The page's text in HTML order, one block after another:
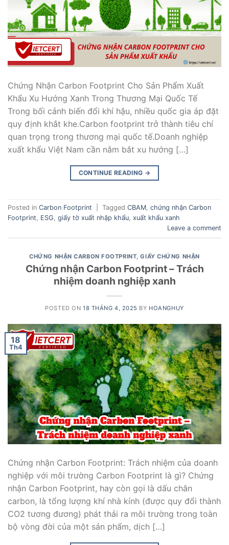
Chứng Nhận Carbon Footprint Cho Sản Phẩm Xuất
Khẩu Xu Hướng Xanh Trong Thương Mại Quốc Tế
Trong bối cảnh biến đổi khí hậu, nhiều quốc gia áp đặt
quy định khắt khe.Carbon footprint trở thành tiêu chí
quan trọng trong thương mại quốc tế.Doanh nghiệp
xuất khẩu Việt Nam cần nắm bắt xu hướng […]
CONTINUE READING →
Posted in Carbon Footprint Tagged CBAM, chứng nhận Carbon
Footprint, ESG, giấy tờ xuất nhập khẩu, xuất khẩu xanh
Leave a comment
CHỨNG NHẬN CARBON FOOTPRINT,GIẤY CHỨNG NHẬN
Chứng nhận Carbon Footprint – Trách
nhiệm doanh nghiệp xanh
POSTED ON 18 THÁNG 4, 2025 BY HOANGHUY
18
Th4
Chứng nhận Carbon Footprint: Trách nhiệm của doanh
nghiệp với môi trường Carbon Footprint là gì? Chứng
nhận Carbon Footprint, hay còn gọi là dấu chân
carbon, là tổng lượng khí nhà kính (được quy đổi thành
CO2 tương đương) phát thải ra môi trường trong toàn
bộ vòng đời của một sản phẩm, dịch […]